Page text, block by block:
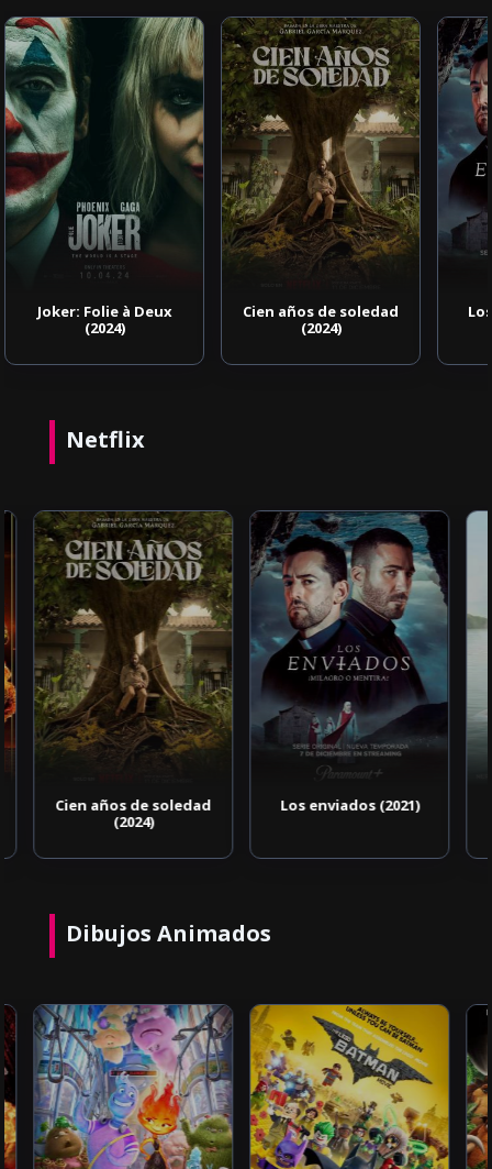
Cien años de soledad
(2024)
Los enviados (2021)
Netflix
Los enviados (2021)
Mindfulness para
Dibujos Animados